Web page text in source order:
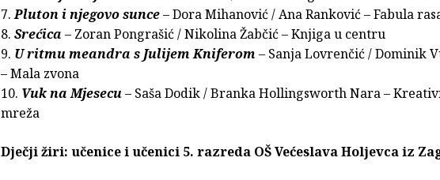
7.Pluton i njegovo sunce– Dora Mihanović / Ana Ranković – Fabula
8. Srećica – Zoran Pongrašić / Nikolina Žabčić – Knjiga u centru
9. U ritmu meandra s Julijem Kniferom – Sanja Lovrenčić / Dominik
– Mala zvona
10. Vuk na Mjesecu– Saša Dodik / Branka Hollingsworth Nara –
mreža
Dječji žiri: učenice i učenici 5. razreda OŠ Većeslava Holjevca iz